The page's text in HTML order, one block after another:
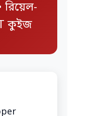
রিয়েল-
কুইজ